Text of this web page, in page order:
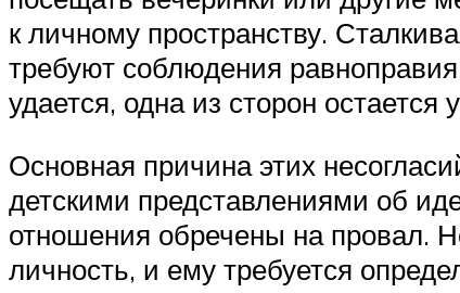
к личному пространству.
требуют соблюдения
удается, одна из сторон
Основная причина этих
детскими представлениями об
отношения обречены на провал.
личность, и ему требуется